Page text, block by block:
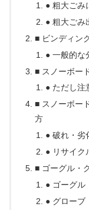
● 粗大ごみ
● 粗大ごみ
■ ビンディン
● 一般的な
■ スノーボー
● ただし注
■ スノーボー
方
● 破れ・劣
● リサイク
■ ゴーグル・
● ゴーグル
● グローブ